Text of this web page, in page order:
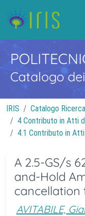
Catalogo
IRIS
Catalogo Ricerca
4 Contributo in Atti
4.1 Contributo in
A 2.5-GS/s
and-Hold
cancellation
AVITABILE,